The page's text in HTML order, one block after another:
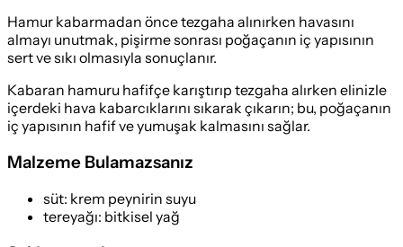
Hamur kabarmadan önce tezgaha alınırken havasını
almayı unutmak, pişirme sonrası poğaçanın iç yapısının
sert ve sıkı olmasıyla sonuçlanır.
Kabaran hamuru hafifçe karıştırıp tezgaha alırken elinizle
içerdeki hava kabarcıklarını sıkarak çıkarın; bu, poğaçanın
iç yapısının hafif ve yumuşak kalmasını sağlar.
Malzeme Bulamazsanız
süt: krem peynirin suyu
tereyağı: bitkisel yağ